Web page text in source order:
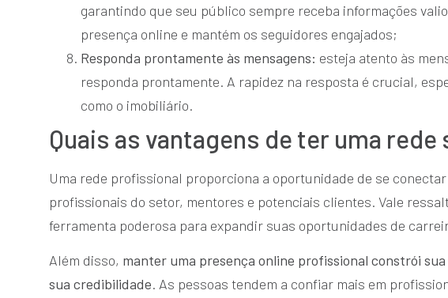
garantindo que seu público sempre receba informações
presença online e mantém os seguidores engajados;
Responda prontamente às mensagens: esteja atento às
responda prontamente. A rapidez na resposta é crucial,
como o imobiliário.
Quais as vantagens de ter uma
Uma rede profissional proporciona a oportunidade de se
profissionais do setor, mentores e potenciais clientes. Vale
ferramenta poderosa para expandir suas oportunidades de
Além disso, manter uma presença online profissional constrói
sua credibilidade. As pessoas tendem a confiar mais em